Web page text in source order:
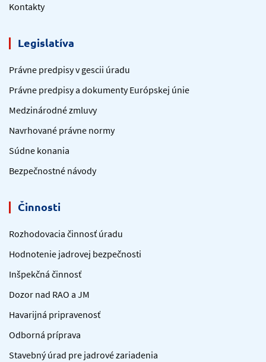
Kontakty
Legislatíva
Právne predpisy v gescii úradu
Právne predpisy a dokumenty Európskej únie
Medzinárodné zmluvy
Navrhované právne normy
Súdne konania
Bezpečnostné návody
Činnosti
Rozhodovacia činnosť úradu
Hodnotenie jadrovej bezpečnosti
Inšpekčná činnosť
Dozor nad RAO a JM
Havarijná pripravenosť
Odborná príprava
Stavebný úrad pre jadrové zariadenia